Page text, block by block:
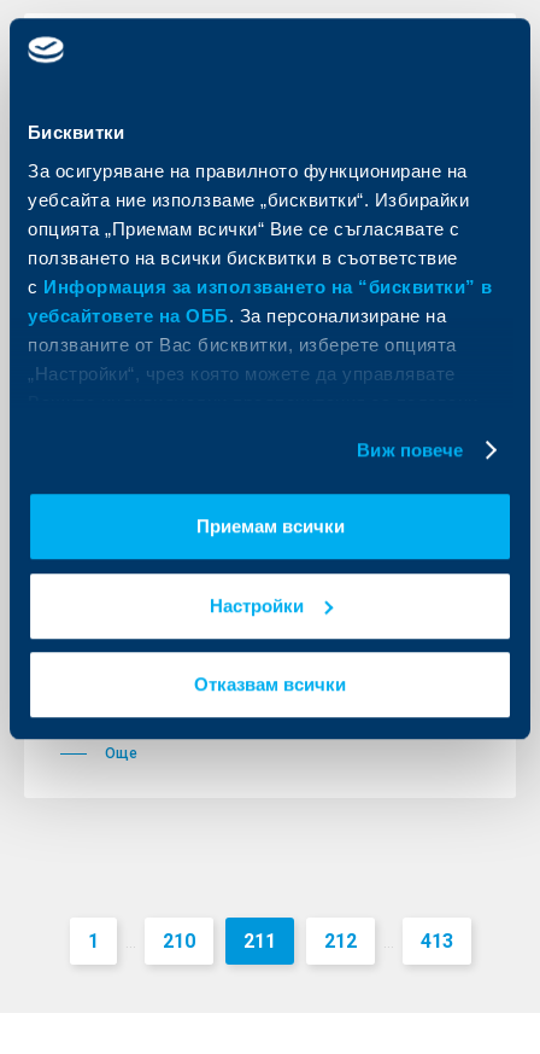
Бисквитки
За осигуряване на правилното функциониране на
уебсайта ние използваме „бисквитки“. Избирайки
опцията „Приемам всички“ Вие се съгласявате с
ползването на всички бисквитки в съответствие
с Информация за използването на “бисквитки” в
уебсайтовете на ОББ. За персонализиране на
ползваните от Вас бисквитки, изберете опцията
„Настройки“, чрез която можете да управлявате
Виж повече
Приемам всички
Настройки
Отказвам всички
Конвергенция на банковия сектор
4.0
Годишен анализ на Райфайзен Рисърч и Райфайзен
Центробанк на банковия сектор в Централна и
Източна Европа
Още
Отново ръст на БВП с над 3%.
положителна за първи път от 3
07 юни 2017
Райфайзенбанк (България) ЕАД публикува
коментар на данните, налични към май.
Още
1 ... 210 211 212 ... 413